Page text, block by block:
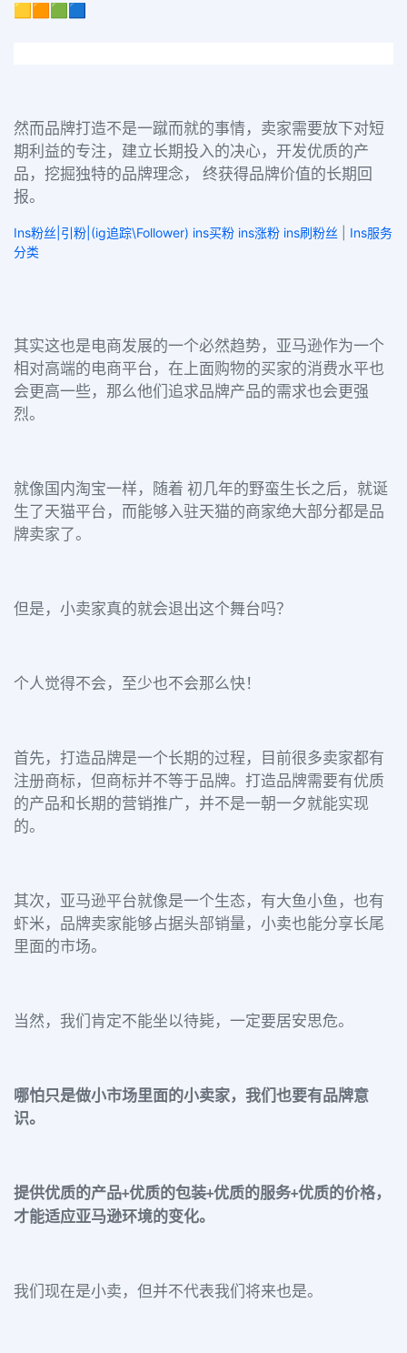
🟨🟧🟩🟦
然而品牌打造不是一蹴而就的事情，卖家需要放下对短
期利益的专注，建立长期投入的决心，开发优质的产
品，挖掘独特的品牌理念， 终获得品牌价值的长期回
报。
Ins粉丝|引粉|(ig追踪\Follower) ins买粉 ins涨粉 ins刷粉丝
Ins服务
分类
其实这也是电商发展的一个必然趋势，亚马逊作为一个
相对高端的电商平台，在上面购物的买家的消费水平也
会更高一些，那么他们追求品牌产品的需求也会更强
烈。
就像国内淘宝一样，随着 初几年的野蛮生长之后，就诞
生了天猫平台，而能够入驻天猫的商家绝大部分都是品
牌卖家了。
但是，小卖家真的就会退出这个舞台吗？
个人觉得不会，至少也不会那么快！
首先，打造品牌是一个长期的过程，目前很多卖家都有
注册商标，但商标并不等于品牌。打造品牌需要有优质
的产品和长期的营销推广，并不是一朝一夕就能实现
的。
其次，亚马逊平台就像是一个生态，有大鱼小鱼，也有
虾米，品牌卖家能够占据头部销量，小卖也能分享长尾
里面的市场。
当然，我们肯定不能坐以待毙，一定要居安思危。
哪怕只是做小市场里面的小卖家，我们也要有品牌意
识。
提供优质的产品+优质的包装+优质的服务+优质的价格，
才能适应亚马逊环境的变化。
我们现在是小卖，但并不代表我们将来也是。